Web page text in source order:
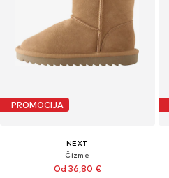
PROMOCIJA
NEXT
Čizme
Od 36,80 €